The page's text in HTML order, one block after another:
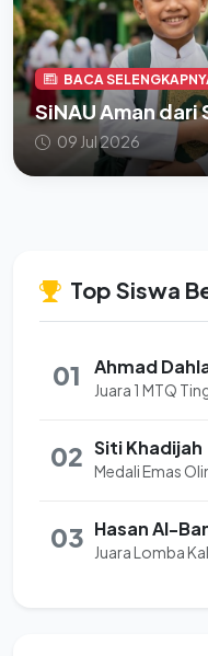
BACA
SiNAU Aman dari
09 Jul 2026
Top Siswa
01 Ahmad
Juara 1 MTQ
02 Siti Khadijah
Medali Emas
03 Hasan Al-
Juara Lomba